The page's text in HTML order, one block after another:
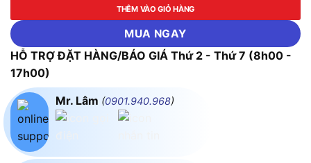
THÊM VÀO GIỎ HÀNG
MUA NGAY
HỖ TRỢ ĐẶT HÀNG/BÁO GIÁ Thứ 2 - Thứ 7 (8h00 -
17h00)
Mr. Lâm (0901.940.968)